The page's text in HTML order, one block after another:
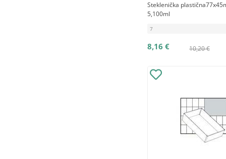
Steklenička
5,100ml
7
10,20 €
8,16 €